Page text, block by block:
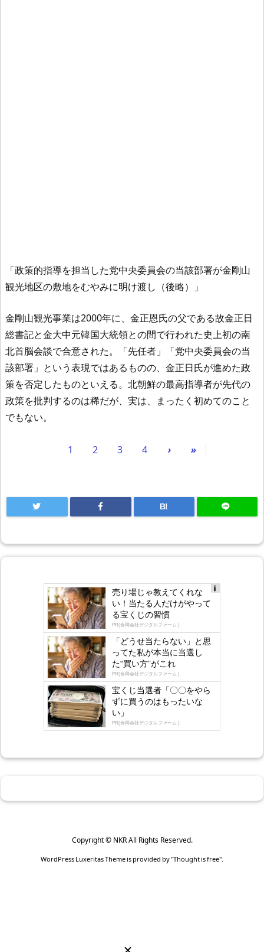
「政策的指導を担当した党中央委員会の当該部署が金剛山
観光地区の敷地をむやみに明け渡し（後略）」
金剛山観光事業は2000年に、金正恩氏の父である故金正日
総書記と金大中元韓国大統領との間で行われた史上初の南
北首脳会談で合意された。「先任者」「党中央委員会の当
該部署」という表現ではあるものの、金正日氏が進めた政
策を否定したものといえる。北朝鮮の最高指導者が先代の
政策を批判するのは稀だが、実は、まったく初めてのこと
でもない。
1 2 3 4 › »
B!
gly
売り場じゃ教えてくれな
い！当たる人だけがやって
る宝くじの習慣
PR(合同会社デジタルファーム )
「どうせ当たらない」と思
ってた私が本当に当選し
た“買い方”がこれ
PR(合同会社デジタルファーム )
宝くじ当選者「〇〇をやら
ずに買うのはもったいな
い」
PR(合同会社デジタルファーム )
Copyright © NKRAll Rights Reserved.
WordPress Luxeritas Theme is provided by "Thought is free".